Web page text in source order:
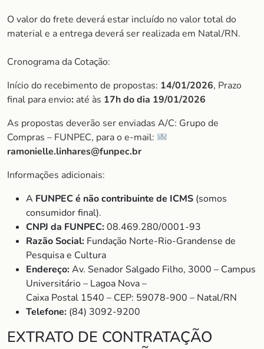
O valor do frete deverá estar incluído no valor total do
material e a entrega deverá ser realizada em Natal/RN.
Cronograma da Cotação:
Início do recebimento de propostas: 14/01/2026, Prazo
final para envio: até às 17h do dia 19/01/2026
As propostas deverão ser enviadas A/C: Grupo de
Compras – FUNPEC, para o e-mail:
ramonielle.linhares@funpec.br
Informações adicionais:
A FUNPEC é não contribuinte de ICMS (somos
consumidor final).
CNPJ da FUNPEC:08.469.280/0001-93
Razão Social: Fundação Norte-Rio-Grandense de
Pesquisa e Cultura
Endereço:Av. Senador Salgado Filho, 3000 – Campus
Universitário – Lagoa Nova –
Caixa Postal 1540 – CEP: 59078-900 – Natal/RN
Telefone: (84) 3092-9200
EXTRATO DE CONTRATAÇÃO